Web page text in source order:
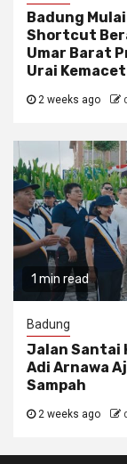
Badung
Shortcut
Umar Barat
Urai
2 weeks ago
1 min read
Badung
Jalan Santai
Adi Arnawa
Sampah
2 weeks ago